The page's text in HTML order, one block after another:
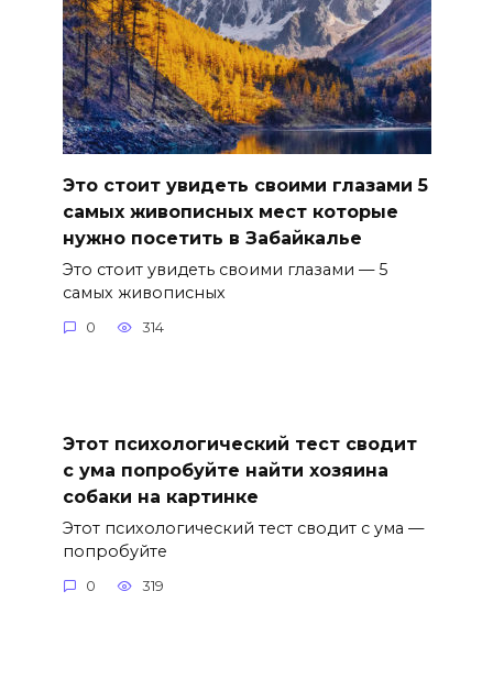
Это стоит увидеть своими глазами 5
самых живописных мест которые
нужно посетить в Забайкалье
Это стоит увидеть своими глазами — 5
самых живописных
0 314
Этот психологический тест сводит
с ума попробуйте найти хозяина
собаки на картинке
Этот психологический тест сводит с ума —
попробуйте
0 319